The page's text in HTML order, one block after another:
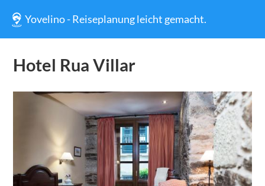
Yovelino - Reiseplanung leicht gemacht.
Hotel Rua Villar